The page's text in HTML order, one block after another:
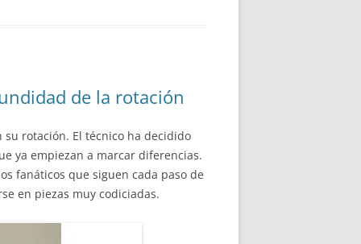
de la rotación
su rotación. El técnico ha decidido
ya empiezan a marcar diferencias.
fanáticos que siguen cada paso de
en piezas muy codiciadas.